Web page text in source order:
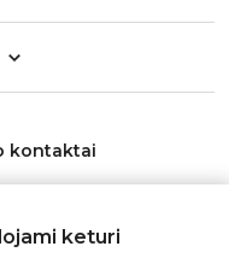
kontaktai
keturi